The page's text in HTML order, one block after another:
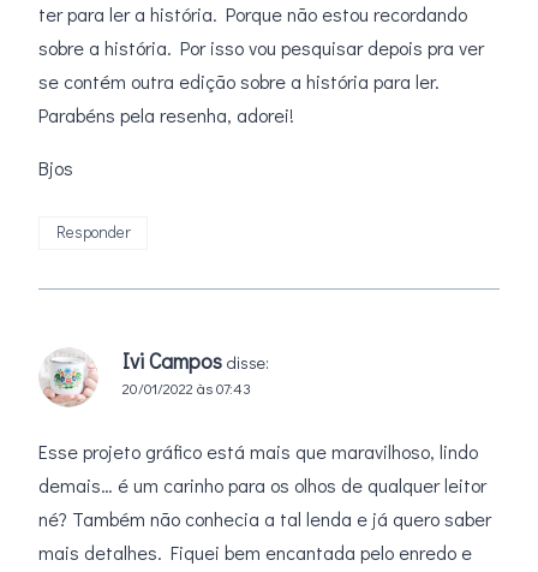
ter para ler a história. Porque não estou recordando
sobre a história. Por isso vou pesquisar depois pra ver
se contém outra edição sobre a história para ler.
Parabéns pela resenha, adorei!
Bjos
Responder
Ivi Campos disse:
20/01/2022 às 07:43
Esse projeto gráfico está mais que maravilhoso, lindo
demais… é um carinho para os olhos de qualquer leitor
né? Também não conhecia a tal lenda e já quero saber
mais detalhes. Fiquei bem encantada pelo enredo e